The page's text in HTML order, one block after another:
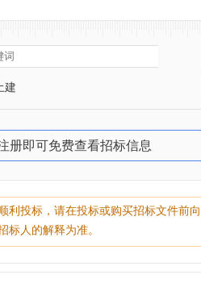
建
册即可免费查看招标信息
利投标，请在投标或购买招标文件前
标人的解释为准。